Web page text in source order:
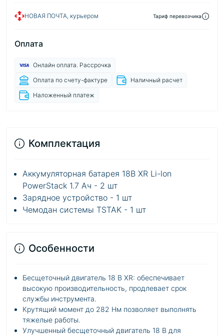
НОВАЯ ПОЧТА, курьером Тариф перевозчика
Оплата
Онлайн оплата. Рассрочка
Оплата по счету-фактуре
Наличный расчет
Наложенный платеж
Комплектация
Аккумуляторная батарея 18В XR Li-lon
PowerStack 1.7 Ач - 2 шт
Зарядное устройство - 1 шт
Чемодан системы TSTAK - 1 шт
Особенности
Бесщеточный двигатель 18 В XR: обеспечивает
высокую производительность, продлевает срок
службы инструмента.
Крутящий момент до 282 Нм позволяет выполнять
тяжелые работы.
Улучшенный бесщеточный двигатель 18 В для